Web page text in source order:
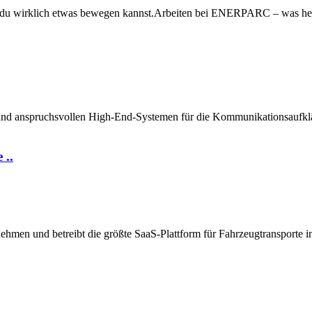
wirklich etwas bewegen kannst.Arbeiten bei ENERPARC – was
anspruchsvollen High-End-Systemen für die
..
und betreibt die größte SaaS-Plattform für Fahrzeugtransporte